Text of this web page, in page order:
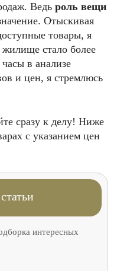
Ведь роль вещи
Отыскивая
товары, я
стало более
в анализе
и цен, я стремлюсь
сразу к делу! Ниже
с указанием цен
интересных